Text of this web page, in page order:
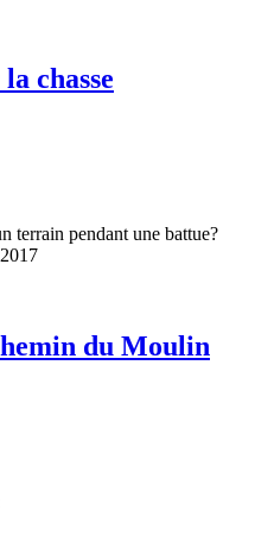
chasse
terrain pendant une battue?
du Moulin